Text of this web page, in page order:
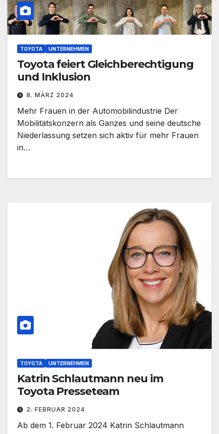
TOYOTA UNTERNEHMEN
Toyota feiert Gleichberechtigung
und Inklusion
8. MÄRZ 2024
Mehr Frauen in der Automobilindustrie Der
Mobilitätskonzern als Ganzes und seine deutsche
Niederlassung setzen sich aktiv für mehr Frauen
in…
TOYOTA UNTERNEHMEN
Katrin Schlautmann neu im
Toyota Presseteam
2. FEBRUAR 2024
Ab dem 1. Februar 2024 Katrin Schlautmann